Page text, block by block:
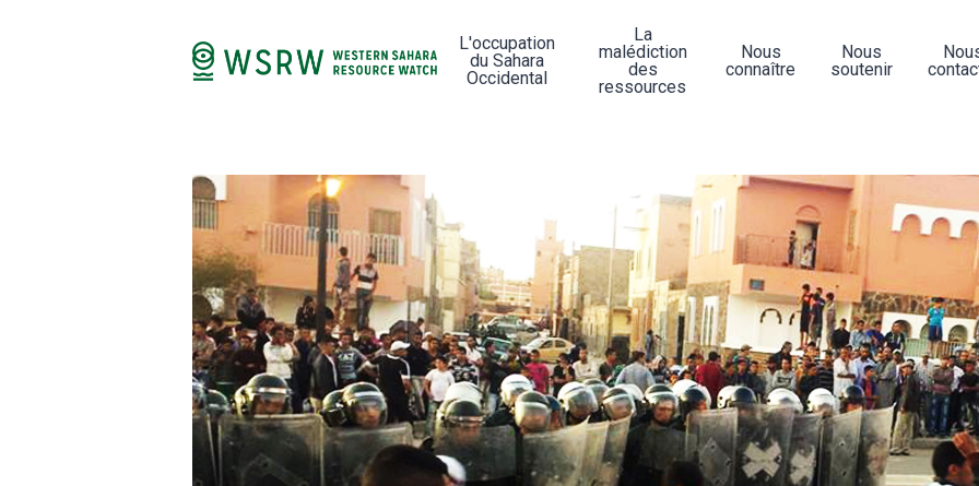
L'occupation
du Sahara
Occidental
La
malédiction
des
ressources
Nous
connaître
Nous
soutenir